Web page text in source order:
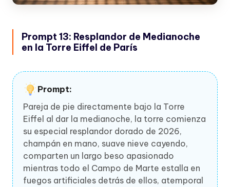
Prompt 13: Resplandor de Medianoche
en la Torre Eiffel de París
Prompt:
Pareja de pie directamente bajo la Torre
Eiffel al dar la medianoche, la torre comienza
su especial resplandor dorado de 2026,
champán en mano, suave nieve cayendo,
comparten un largo beso apasionado
mientras todo el Campo de Marte estalla en
fuegos artificiales detrás de ellos, atemporal